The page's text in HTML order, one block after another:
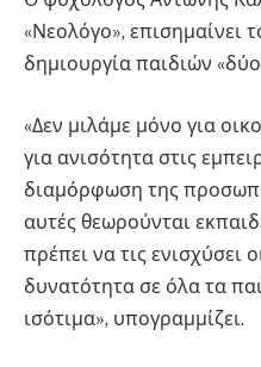
«Νεολόγο», επισημαίνει
δημιουργία παιδιών
«Δεν μιλάμε μόνο για
για ανισότητα στις
διαμόρφωση της
αυτές θεωρούνται
πρέπει να τις ενισχύσει
δυνατότητα σε όλα τα
ισότιμα», υπογραμμίζει.